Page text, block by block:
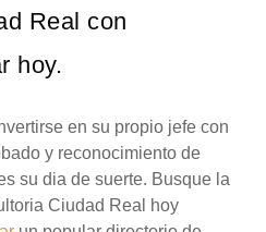
Real con
hoy.
en su propio jefe con
y reconocimiento de
su dia de suerte. Busque la
Ciudad Real hoy